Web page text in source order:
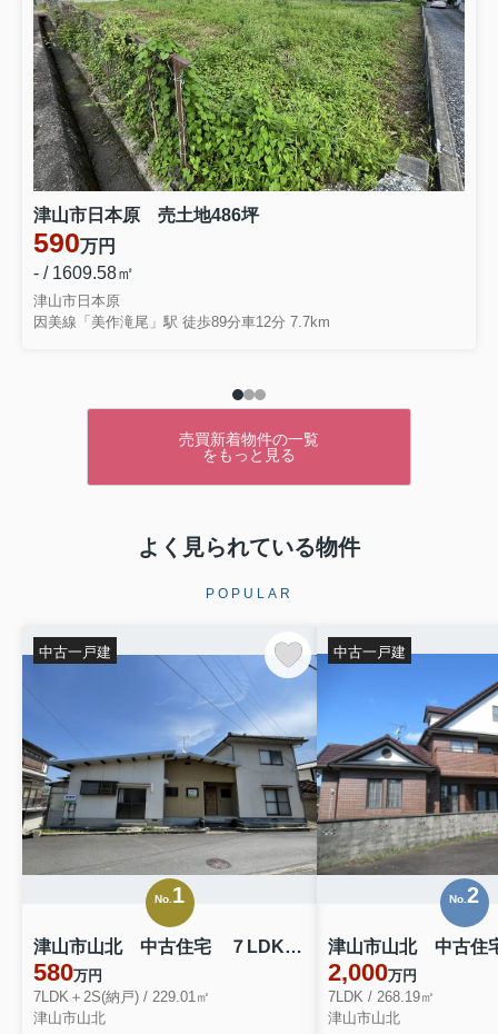
津山市日本原 売土地486坪
590万円
- / 1609.58㎡
津山市日本原
因美線「美作滝尾」駅 徒歩89分車12分 7.7km
売買新着物件の一覧
をもっと見る
よく見られている物件
POPULAR
No. 1
津山市山北 中古住宅 ７LDK＋納戸
580万円
7LDK＋2S(納戸) / 229.01㎡
津山市山北
中古一戸建
No. 2
津山市山北 中古
2,000万円
7LDK / 268.19㎡
津山市山北
中古一戸建